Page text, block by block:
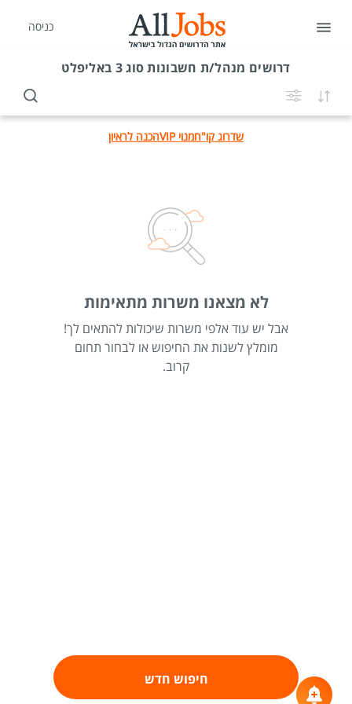
כניסה
דרושים מנהל/ת חשבונות סוג 3 באליפלט
שדרוג קו"חמנוי VIP הכנה לראיון
לא מצאנו משרות מתאימות
אבל יש עוד אלפי משרות שיכולות להתאים לך!
מומלץ לשנות את החיפוש או לבחור תחום
קרוב.
חיפוש חדש